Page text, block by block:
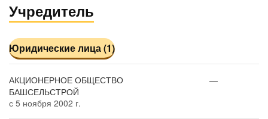
Учредитель
Юридические лица (1)
АКЦИОНЕРНОЕ ОБЩЕСТВО
БАШСЕЛЬСТРОЙ
с 5 ноября 2002 г.
—